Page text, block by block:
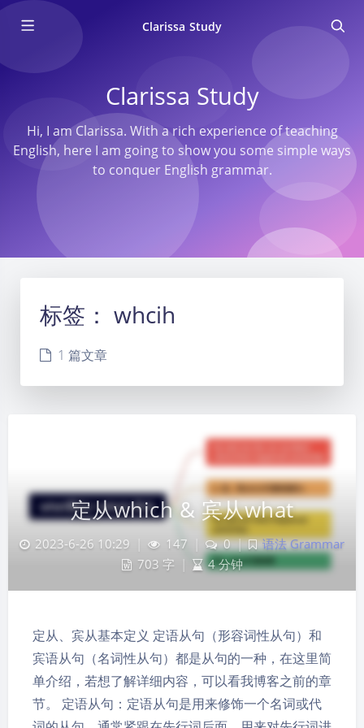
Clarissa Study
Clarissa Study
Hi, I am Clarissa. With a rich experience of teaching
English, here I am going to show you some simple ways
to conquer English grammar.
标签： whcih
1 篇文章
定从which & 宾从what
2023-6-26 10:29 147 0 |
语法 Grammar
703 字
4 分钟
定从、宾从基本定义 定语从句（形容词性从句）和
宾语从句（名词性从句）都是从句的一种，在这里简
单介绍，若想了解详细内容，可以看我博客之前的章
节。 定语从句：定语从句是用来修饰一个名词或代